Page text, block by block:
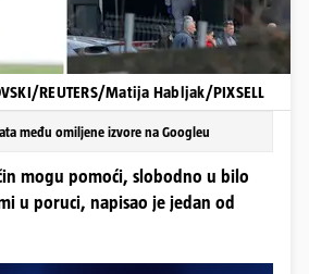
REUTERS/Matija Habljak/PIXSELL
među omiljene izvore na Googleu
mogu pomoći, slobodno u bilo
u poruci, napisao je jedan od